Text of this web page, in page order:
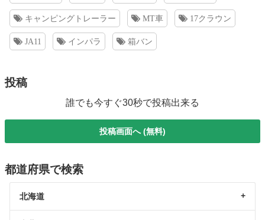
キャンピングトレーラー MT車 17クラウン
JA11 インパラ 箱バン
投稿
誰でも今すぐ30秒で投稿出来る
投稿画面へ (無料)
都道府県で検索
北海道